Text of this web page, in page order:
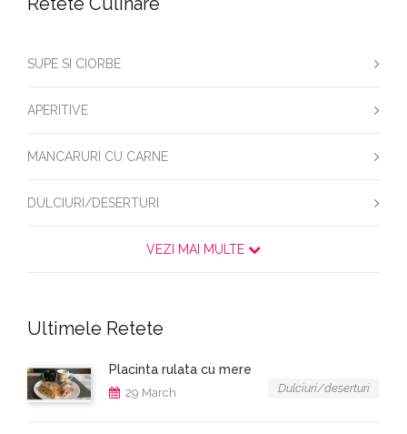
SUPE SI CIORBE
APERITIVE
MANCARURI CU CARNE
DULCIURI/DESERTURI
VEZI MAI MULTE
Ultimele Retete
Placinta rulata cu mere
29 March Dulciuri/deserturi